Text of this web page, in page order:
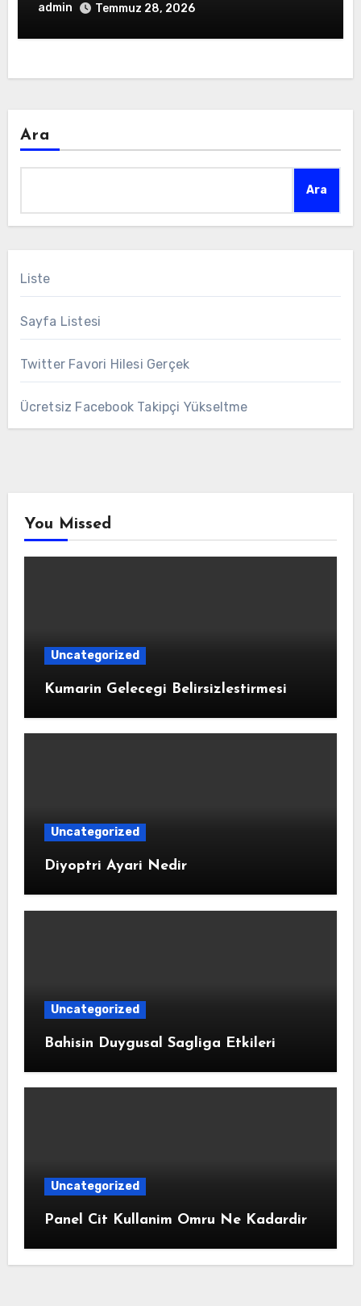
admin Temmuz 28, 2026
Ara
Ara
Liste
Sayfa Listesi
Twitter Favori Hilesi Gerçek
Ücretsiz Facebook Takipçi Yükseltme
You Missed
Uncategorized
Kumarin Gelecegi Belirsizlestirmesi
Uncategorized
Diyoptri Ayari Nedir
Uncategorized
Bahisin Duygusal Sagliga Etkileri
Uncategorized
Panel Cit Kullanim Omru Ne Kadardir